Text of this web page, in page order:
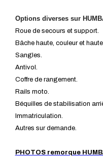
Options diverses sur
Roue de secours et support.
Bâche haute, couleur et
Sangles.
Antivol.
Coffre de rangement.
Rails moto.
Béquilles de stabilisation
Immatriculation.
Autres sur demande.
PHOTOS remorque